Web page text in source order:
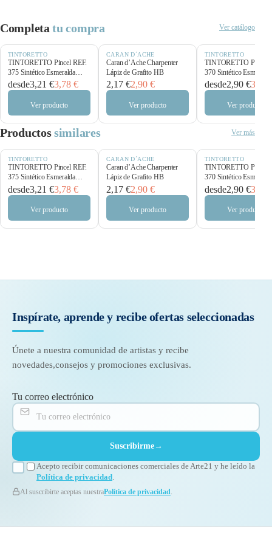
Completa tu compra Ver catálogo
TINTORETTO
TINTORETTO Pincel REF.
375 Sintético Esmeralda
Plano
desde3,21 €3,78 €
Ver producto
CARAN D´ACHE
Caran d’Ache Charpenter
Lápiz de Grafito HB
2,17 €2,90 €
Ver producto
TINTORETTO
TINTORETTO Pincel
370 Sintético Esmeralda
Redondo
desde2,90 €3,41
Ver producto
Productos similares Ver más
TINTORETTO
TINTORETTO Pincel REF.
375 Sintético Esmeralda
Plano
desde3,21 €3,78 €
Ver producto
CARAN D´ACHE
Caran d’Ache Charpenter
Lápiz de Grafito HB
2,17 €2,90 €
Ver producto
TINTORETTO
TINTORETTO Pincel
370 Sintético Esmeralda
Redondo
desde2,90 €3,41
Ver producto
Inspírate, aprende y recibeofertas seleccionadas
Únete a nuestra comunidad de artistas y recibe
novedades,consejos y promociones exclusivas.
Tu correo electrónico
Suscribirme→
Acepto recibir comunicaciones comerciales de Arte21 y he leído la
Política de privacidad.
Al suscribirte aceptas nuestraPolítica de privacidad.